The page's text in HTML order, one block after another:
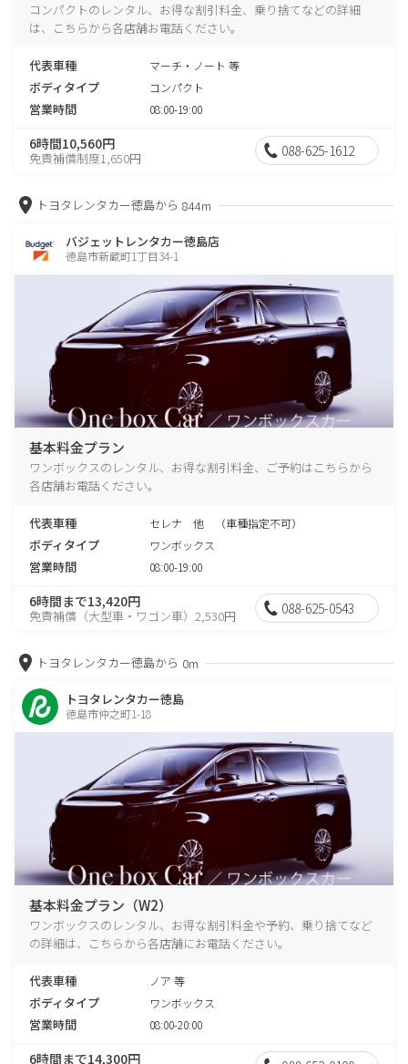
コンパクトのレンタル、お得な割引料金、乗り捨てなどの詳細
は、こちらから各店舗お電話ください。
代表車種 マーチ・ノート 等
ボディタイプ コンパクト
営業時間 08:00-19:00
6時間10,560円
免責補償制度1,650円 088-625-1612
トヨタレンタカー徳島から 844m
バジェットレンタカー徳島店
徳島市新蔵町1丁目34-1
基本料金プラン
ワンボックスのレンタル、お得な割引料金、ご予約はこちらから
各店舗お電話ください。
代表車種 セレナ 他 （車種指定不可）
ボディタイプ ワンボックス
営業時間 08:00-19:00
6時間まで13,420円
免責補償（大型車・ワゴン車）2,530円 088-625-0543
トヨタレンタカー徳島から 0m
トヨタレンタカー徳島
徳島市仲之町1-18
基本料金プラン（W2）
ワンボックスのレンタル、お得な割引料金や予約、乗り捨てなど
の詳細は、こちらから各店舗にお電話ください。
代表車種 ノア 等
ボディタイプ ワンボックス
営業時間 08:00-20:00
6時間まで14,300円